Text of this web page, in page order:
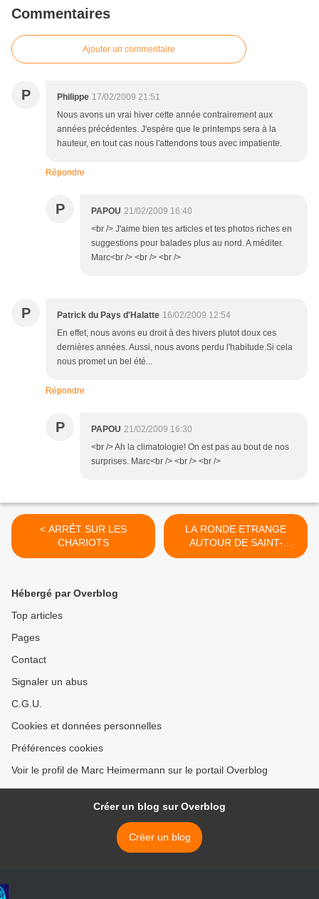
Commentaires
Ajouter un commentaire
P Philippe 17/02/2009 21:51
Nous avons un vrai hiver cette année contrairement aux
années précédentes. J'espère que le printemps sera à la
hauteur, en tout cas nous l'attendons tous avec impatiente.
Répondre
P PAPOU 21/02/2009 16:40
<br /> J'aime bien tes articles et tes photos riches en
suggestions pour balades plus au nord. A méditer.
Marc<br /> <br /> <br />
P Patrick du Pays d'Halatte 16/02/2009 12:54
En effet, nous avons eu droit à des hivers plutot doux ces
dernières années. Aussi, nous avons perdu l'habitude.Si cela
nous promet un bel été...
Répondre
P PAPOU 21/02/2009 16:30
<br /> Ah la climatologie! On est pas au bout de nos
surprises. Marc<br /> <br /> <br />
< ARRÊT SUR LES
CHARIOTS
LA RONDE ETRANGE
AUTOUR DE SAINT-
MARTIN >
Hébergé par Overblog
Top articles
Pages
Contact
Signaler un abus
C.G.U.
Cookies et données personnelles
Préférences cookies
Voir le profil de Marc Heimermann sur le portail Overblog
Créer un blog sur Overblog
Créer un blog